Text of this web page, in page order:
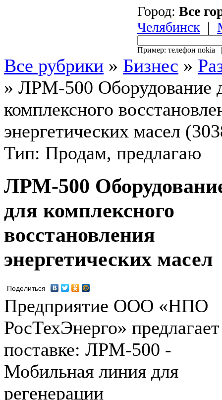
Город: Все
Челябинск |
Пример: телефон
Все рубрики » Бизнес »
» ЛРМ-500 Оборудование
комплексного
энергетических масел
Тип: Продам, предлагаю
ЛРМ-500
для комплексного
восстановления
энергетических масел
Поделиться
Предприятие ООО «НПО
РосТехЭнерго»
поставке: ЛРМ-500 -
Мобильная линия для
регенерации